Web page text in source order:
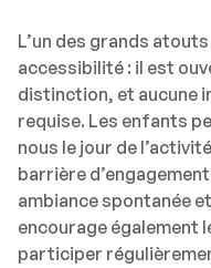
L’un des grands
accessibilité : il est
distinction, et aucune
requise. Les enfants
nous le jour de
barrière
ambiance spontanée
encourage également
participer